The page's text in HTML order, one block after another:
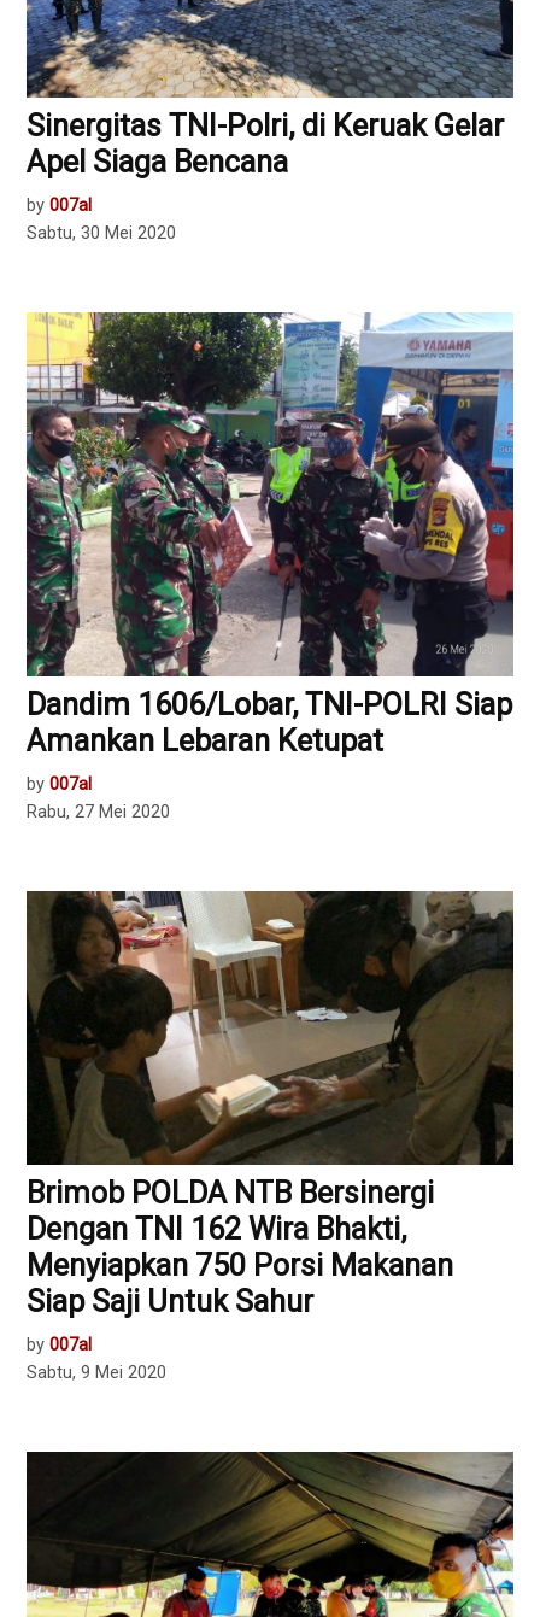
Sinergitas TNI-Polri, di Keruak Gelar
Apel Siaga Bencana
by 007al
Sabtu, 30 Mei 2020
Dandim 1606/Lobar, TNI-POLRI Siap
Amankan Lebaran Ketupat
by 007al
Rabu, 27 Mei 2020
Brimob POLDA NTB Bersinergi
Dengan TNI 162 Wira Bhakti,
Menyiapkan 750 Porsi Makanan
Siap Saji Untuk Sahur
by 007al
Sabtu, 9 Mei 2020